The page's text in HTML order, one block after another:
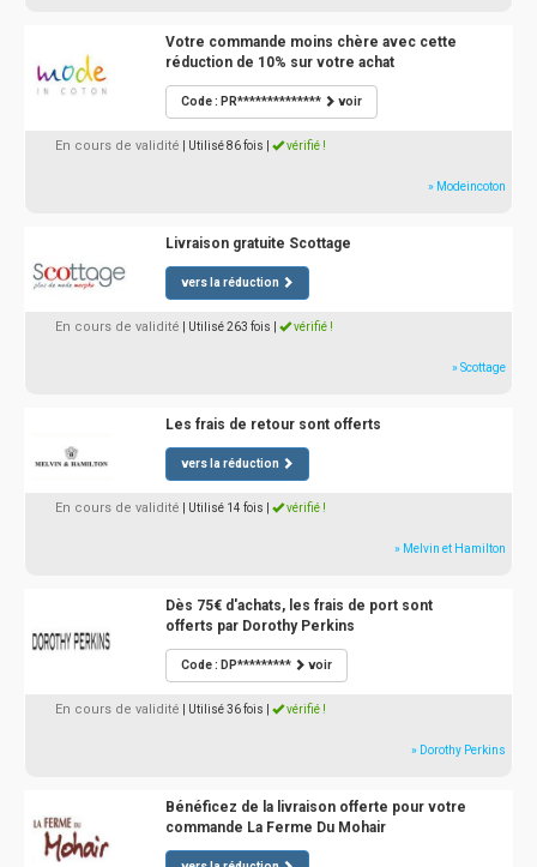
Votre commande moins chère avec cette
réduction de 10% sur votre achat
Code : PR************** voir
En cours de validité | Utilisé 86 fois vérifié !
» Modeincoton
Livraison gratuite Scottage
vers la réduction
En cours de validité | Utilisé 263 fois vérifié !
» Scottage
Les frais de retour sont offerts
vers la réduction
En cours de validité | Utilisé 14 fois vérifié !
» Melvin et Hamilton
Dès 75€ d'achats, les frais de port sont
offerts par Dorothy Perkins
Code : DP********* voir
En cours de validité | Utilisé 36 fois vérifié !
» Dorothy Perkins
Bénéficez de la livraison offerte pour votre
commande La Ferme Du Mohair